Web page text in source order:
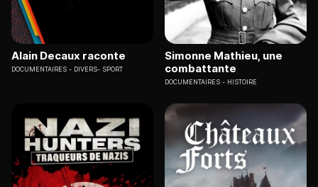
Alain Decaux raconte
DOCUMENTAIRES DIVERS- SPORT
Simonne Mathieu, une
combattante
DOCUMENTAIRES HISTOIRE